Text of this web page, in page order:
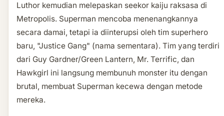
Luthor kemudian melepaskan seekor kaiju raksasa di
Metropolis. Superman mencoba menenangkannya
secara damai, tetapi ia diinterupsi oleh tim superhero
baru, "Justice Gang" (nama sementara). Tim yang terdiri
dari Guy Gardner/Green Lantern, Mr. Terrific, dan
Hawkgirl ini langsung membunuh monster itu dengan
brutal, membuat Superman kecewa dengan metode
mereka.